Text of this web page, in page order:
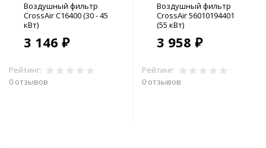
Воздушный фильтр
CrossAir C16400 (30 - 45
кВт)
3 146 ₽
Рейтинг:
0 отзывов
Воздушный фильтр
CrossAir 56010194401
(55 кВт)
3 958 ₽
Рейтинг:
0 отзывов